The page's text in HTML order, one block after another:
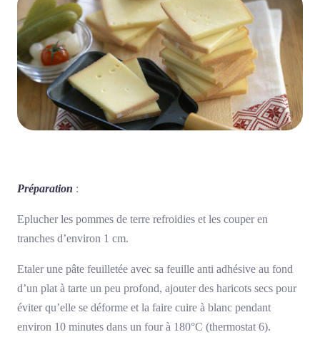
Préparation :
Eplucher les pommes de terre refroidies et les couper en
tranches d’environ 1 cm.
Etaler une pâte feuilletée avec sa feuille anti adhésive au fond
d’un plat à tarte un peu profond, ajouter des haricots secs pour
éviter qu’elle se déforme et la faire cuire à blanc pendant
environ 10 minutes dans un four à 180°C (thermostat 6).